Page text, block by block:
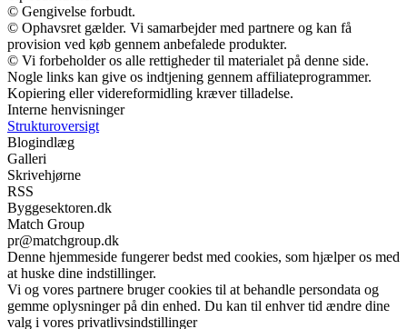
© Gengivelse forbudt.
© Ophavsret gælder. Vi samarbejder med partnere og kan få
provision ved køb gennem anbefalede produkter.
© Vi forbeholder os alle rettigheder til materialet på denne side.
Nogle links kan give os indtjening gennem affiliateprogrammer.
Kopiering eller videreformidling kræver tilladelse.
Interne henvisninger
Strukturoversigt
Blogindlæg
Galleri
Skrivehjørne
RSS
Byggesektoren.dk
Match Group
pr@matchgroup.dk
Denne hjemmeside fungerer bedst med cookies, som hjælper os med
at huske dine indstillinger.
Vi og vores partnere bruger cookies til at behandle persondata og
gemme oplysninger på din enhed. Du kan til enhver tid ændre dine
valg i vores privatlivsindstillinger